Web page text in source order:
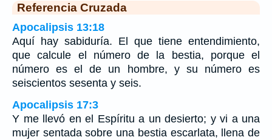
Referencia Cruzada
Apocalipsis 13:18
Aquí hay sabiduría. El que tiene entendimiento,
que calcule el número de la bestia, porque el
número es el de un hombre, y su número es
seiscientos sesenta y seis.
Apocalipsis 17:3
Y me llevó en el Espíritu a un desierto; y vi a una
mujer sentada sobre una bestia escarlata, llena de